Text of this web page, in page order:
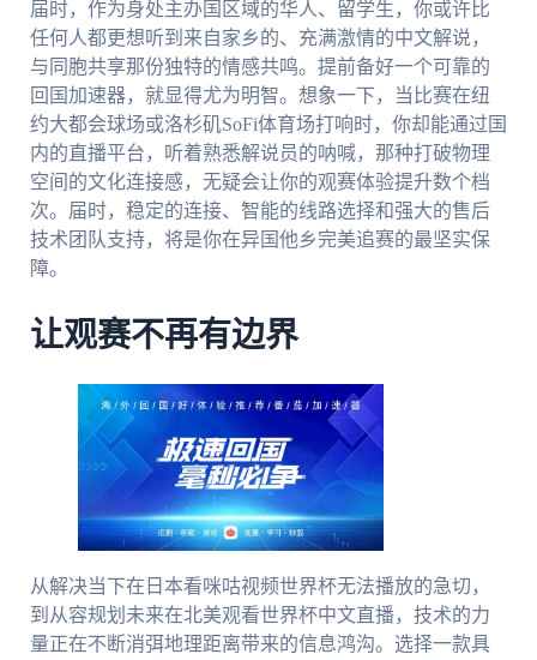
届时，作为身处主办国区域的华人、留学生，你或许比
任何人都更想听到来自家乡的、充满激情的中文解说，
与同胞共享那份独特的情感共鸣。提前备好一个可靠的
回国加速器，就显得尤为明智。想象一下，当比赛在纽
约大都会球场或洛杉矶SoFi体育场打响时，你却能通过国
内的直播平台，听着熟悉解说员的呐喊，那种打破物理
空间的文化连接感，无疑会让你的观赛体验提升数个档
次。届时，稳定的连接、智能的线路选择和强大的售后
技术团队支持，将是你在异国他乡完美追赛的最坚实保
障。
让观赛不再有边界
从解决当下在日本看咪咕视频世界杯无法播放的急切，
到从容规划未来在北美观看世界杯中文直播，技术的力
量正在不断消弭地理距离带来的信息鸿沟。选择一款具